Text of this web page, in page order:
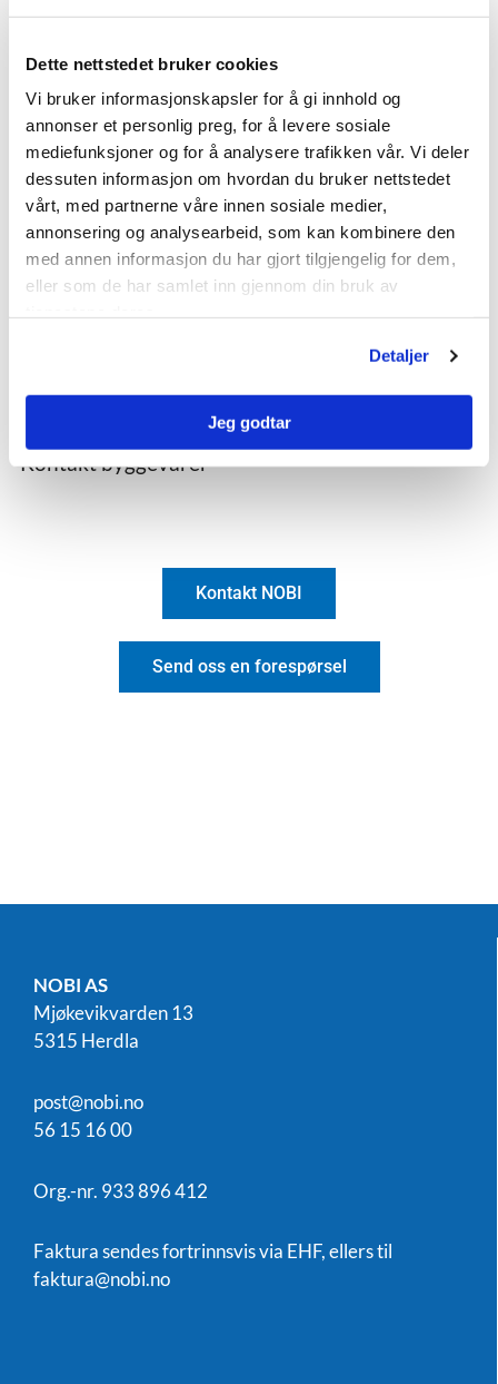
Dette nettstedet bruker cookies
Vi bruker informasjonskapsler for å gi innhold og
annonser et personlig preg, for å levere sosiale
mediefunksjoner og for å analysere trafikken vår. Vi deler
dessuten informasjon om hvordan du bruker nettstedet
vårt, med partnerne våre innen sosiale medier,
annonsering og analysearbeid, som kan kombinere den
med annen informasjon du har gjort tilgjengelig for dem,
eller som de har samlet inn gjennom din bruk av
Detaljer
Jeg godtar
Sandtak
Kontakt ferdigbetong
Byggevarer til hage, park og gate
Belegningsstein
Støttemur
NOBI Stormur
Heller
Fotskraperist i prefabrikkert kum
Kontakt byggevarer
Kontakt NOBI
Send oss en forespørsel
NOBI AS
Mjøkevikvarden 13
5315 Herdla
post@nobi.no
56 15 16 00
Org.-nr. 933 896 412
Faktura sendes fortrinnsvis via EHF, ellers til
faktura@nobi.no